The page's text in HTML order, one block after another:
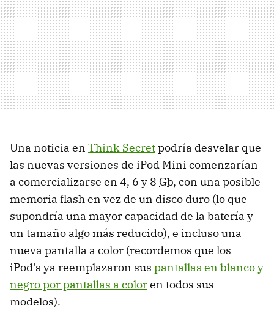
Una noticia en Think Secretpodría desvelar que
las nuevas versiones de iPod Mini comenzarían
a comercializarse en 4, 6 y 8 Gb, con una posible
memoria flash en vez de un disco duro (lo que
supondría una mayor capacidad de la batería y
un tamaño algo más reducido), e incluso una
nueva pantalla a color (recordemos que los
iPod's ya reemplazaron sus pantallas en blanco y
negro por pantallas a coloren todos sus
modelos).